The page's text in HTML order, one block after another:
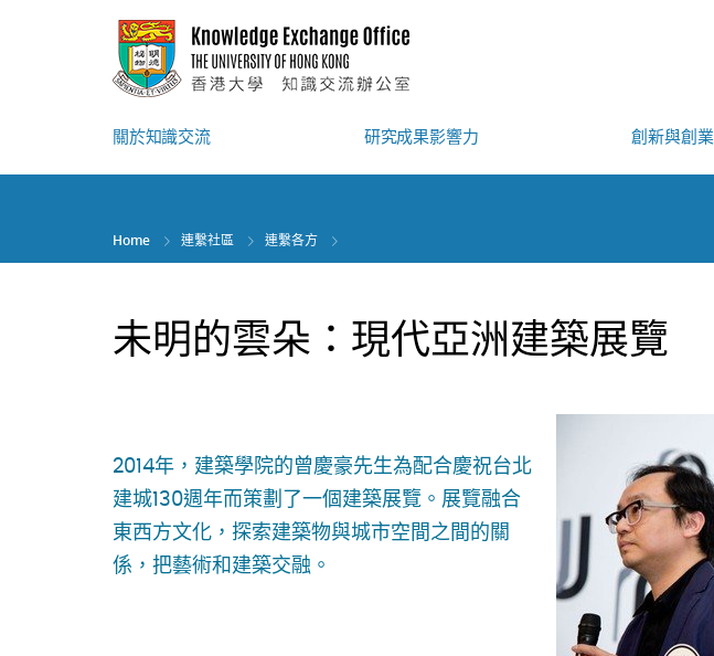
關於知識交流 研究成果影響力 創新與創業
Home 連繫社區 連繫各方
未明的雲朵：現代亞洲建築展覽
2014年，建築學院的曾慶豪先生為配合慶祝台北
建城130週年而策劃了一個建築展覽。展覽融合
東西方文化，探索建築物與城市空間之間的關
係，把藝術和建築交融。